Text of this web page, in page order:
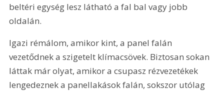
beltéri egység lesz látható a fal bal vagy jobb
oldalán.
Igazi rémálom, amikor kint, a panel falán
vezetődnek a szigetelt klímacsövek. Biztosan sokan
láttak már olyat, amikor a csupasz rézvezetékek
lengedeznek a panellakások falán, sokszor utólag